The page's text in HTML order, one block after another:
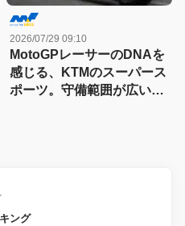
2026/07/29 09:10
MotoGPレーサーのDNAを
感じる、KTMのスーパース
ポーツ。守備範囲が広い史
ング